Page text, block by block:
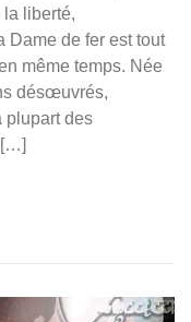
la liberté,
Dame de fer est tout
même temps. Née
désœuvrés,
plupart des
[…]